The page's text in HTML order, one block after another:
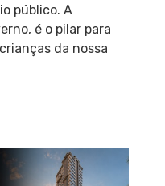
público. A
é o pilar para
da nossa